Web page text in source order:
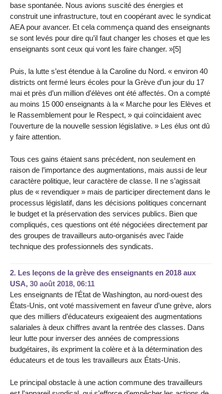
base spontanée. Nous avions suscité des énergies et
construit une infrastructure, tout en coopérant avec le syndicat
AEA pour avancer. Et cela commença quand des enseignants
se sont levés pour dire qu’il faut changer les choses et que les
enseignants sont ceux qui vont les faire changer. »[5]
Puis, la lutte s’est étendue à la Caroline du Nord. « environ 40
districts ont fermé leurs écoles pour la Grève d’un jour du 17
mai et près d’un million d’élèves ont été affectés. On a compté
au moins 15 000 enseignants à la « Marche pour les Elèves et
le Rassemblement pour le Respect, » qui coïncidaient avec
l’ouverture de la nouvelle session législative. » Les élus ont dû
y faire attention.
Tous ces gains étaient sans précédent, non seulement en
raison de l’importance des augmentations, mais aussi de leur
caractère politique, leur caractère de classe. Il ne s’agissait
plus de « revendiquer » mais de participer directement dans le
processus législatif, dans les décisions politiques concernant
le budget et la préservation des services publics. Bien que
compliqués, ces questions ont été négociées directement par
des groupes de travailleurs auto-organisés avec l’aide
technique des professionnels des syndicats.
2. Les leçons de la grève des enseignants en 2018 aux
USA, 30 août 2018, 06:11
Les enseignants de l’État de Washington, au nord-ouest des
États-Unis, ont voté massivement en faveur d’une grève, alors
que des milliers d’éducateurs exigeaient des augmentations
salariales à deux chiffres avant la rentrée des classes. Dans
leur lutte pour inverser des années de compressions
budgétaires, ils expriment la colère et à la détermination des
éducateurs et de tous les travailleurs aux États-Unis.
Le principal obstacle à une action commune des travailleurs